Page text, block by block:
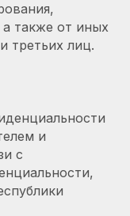
также от иных
третьих лиц.
и
с